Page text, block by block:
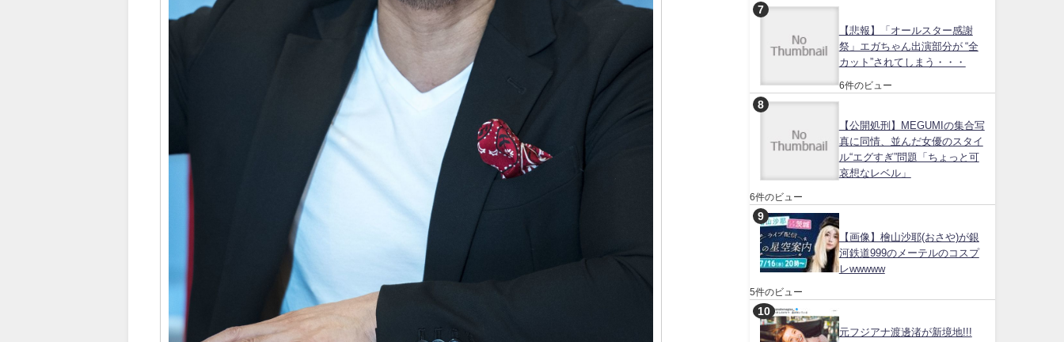
【悲報】「オールスター感謝
祭」エガちゃん出演部分が “全
カット”されてしまう・・・
6件のビュー
【公開処刑】MEGUMIの集合写
真に同情、並んだ女優のスタイ
ル“エグすぎ”問題「ちょっと可
哀想なレベル」
6件のビュー
【画像】檜山沙耶(おさや)が銀
河鉄道999のメーテルのコスプ
レwwwww
5件のビュー
元フジアナ渡邊渚が新境地!!!